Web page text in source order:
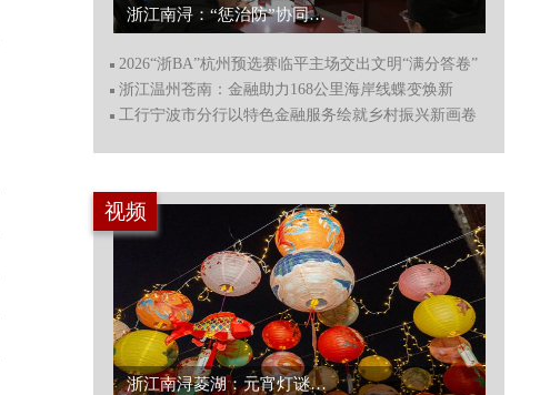
浙江南浔：“惩治防”协同发力 “传帮带”锻造铁军...
2026“浙BA”杭州预选赛临平主场交出文明“满分答卷”
浙江温州苍南：金融助力168公里海岸线蝶变焕新
工行宁波市分行以特色金融服务绘就乡村振兴新画卷
视频
浙江南浔菱湖：元宵灯谜续写千年华章...